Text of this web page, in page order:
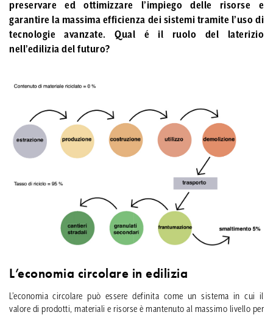
preservare ed ottimizzare l’impiego delle risorse e
garantire la massima efficienza dei sistemi tramite l’uso di
tecnologie avanzate. Qual é il ruolo del laterizio
nell’edilizia del futuro?
L’economia circolare in edilizia
L’economia circolare può essere definita come un sistema in cui il
valore di prodotti, materiali e risorse è mantenuto al massimo livello per